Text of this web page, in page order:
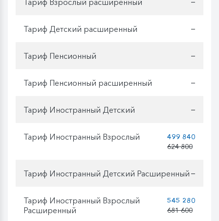
Тариф Детский расширенный —
Тариф Пенсионный —
Тариф Пенсионный расширенный —
Тариф Иностранный Детский —
Тариф Иностранный Взрослый
499 840
624 800
Тариф Иностранный Детский Расширенный —
Тариф Иностранный Взрослый
Расширенный
545 280
681 600